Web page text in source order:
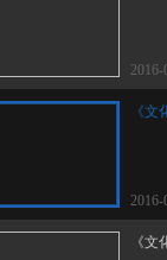
2016-
《文
2016-
《文